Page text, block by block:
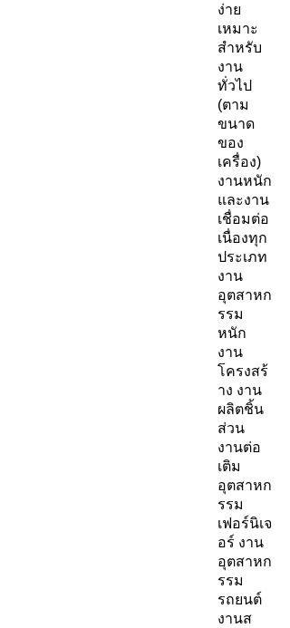
ง่าย
เหมาะ
สำหรับ
งาน
ทั่วไป
(ตาม
ขนาด
ของ
เครื่อง)
งานหนัก
และงาน
เชื่อมต่อ
เนื่องทุก
ประเภท
งาน
อุตสาหก
รรม
หนัก
งาน
โครงสร้
าง งาน
ผลิตชิ้น
ส่วน
งานต่อ
เติม
อุตสาหก
รรม
เฟอร์นิเจ
อร์ งาน
อุตสาหก
รรม
รถยนต์
งานส